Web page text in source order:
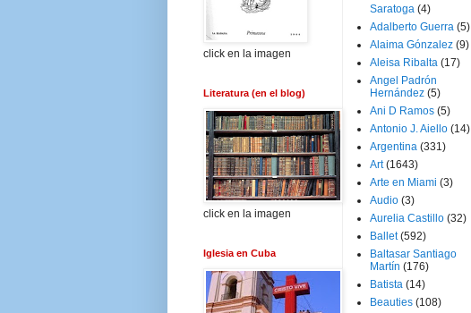
click en la imagen
Literatura (en el blog)
click en la imagen
Iglesia en Cuba
Saratoga (4)
Adalberto Guerra (5)
Alaima Gónzalez (9)
Aleisa Ribalta (17)
Angel Padrón
Hernández (5)
Ani D Ramos (5)
Antonio J. Aiello (14)
Argentina (331)
Art (1643)
Arte en Miami (3)
Audio (3)
Aurelia Castillo (32)
Ballet (592)
Baltasar Santiago
Martín (176)
Batista (14)
Beauties (108)